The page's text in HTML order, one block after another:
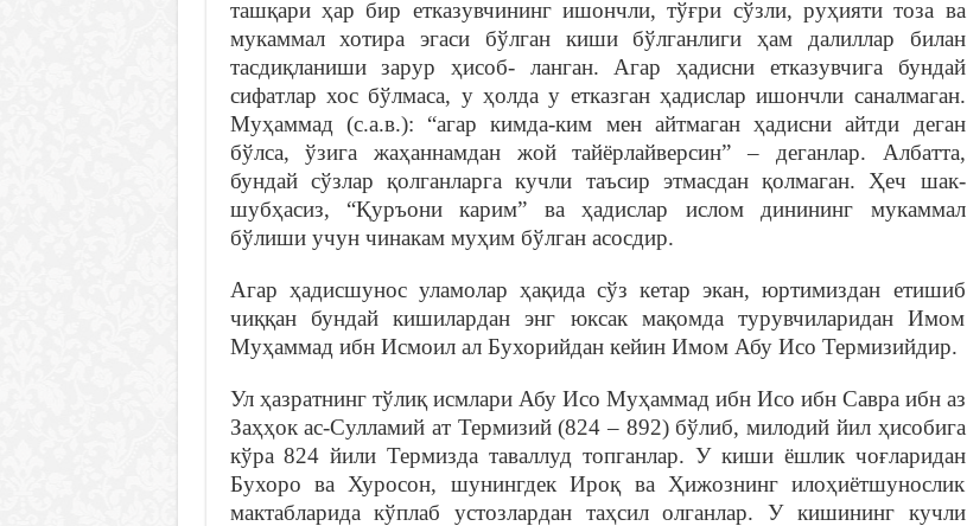
ташқари ҳар бир етказувчининг ишончли, тўғри сўзли, руҳияти тоза ва
мукаммал хотира эгаси бўлган киши бўлганлиги ҳам далиллар билан
тасдиқланиши зарур ҳисоб- ланган. Агар ҳадисни етказувчига бундай
сифатлар хос бўлмаса, у ҳолда у етказган ҳадислар ишончли саналмаган.
Муҳаммад (с.а.в.): “агар кимда-ким мен айтмаган ҳадисни айтди деган
бўлса, ўзига жаҳаннамдан жой тайёрлайверсин” – деганлар. Албатта,
бундай сўзлар қолганларга кучли таъсир этмасдан қолмаган. Ҳеч шак-
шубҳасиз, “Қуръони карим” ва ҳадислар ислом динининг мукаммал
бўлиши учун чинакам муҳим бўлган асосдир.
Агар ҳадисшунос уламолар ҳақида сўз кетар экан, юртимиздан етишиб
чиққан бундай кишилардан энг юксак мақомда турувчиларидан Имом
Муҳаммад ибн Исмоил ал Бухорийдан кейин Имом Абу Исо Термизийдир.
Ул ҳазратнинг тўлиқ исмлари Абу Исо Муҳаммад ибн Исо ибн Савра ибн аз
Заҳҳок ас-Сулламий ат Термизий (824 – 892) бўлиб, милодий йил ҳисобига
кўра 824 йили Термизда таваллуд топганлар. У киши ёшлик чоғларидан
Бухоро ва Хуросон, шунингдек Ироқ ва Ҳижознинг илоҳиётшунослик
мактабларида кўплаб устозлардан таҳсил олганлар. У кишининг кучли